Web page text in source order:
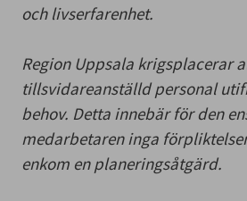
och livserfarenhet.
Region Uppsala krigsplacerar
tillsvidareanställd personal
behov. Detta innebär för den
medarbetaren inga
enkom en planeringsåtgärd.